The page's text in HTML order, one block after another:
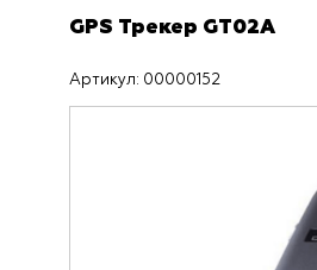
GPS Трекер GT02A
Артикул: 00000152